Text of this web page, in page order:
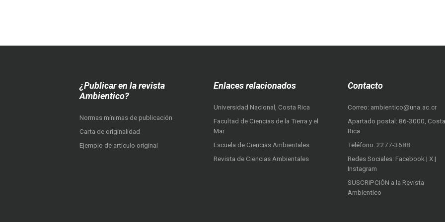
¿Publicar en la revista
Ambientico?
Normas mínimas de publicación
Carta de originalidad
Ejemplo de artículo original
Enlaces relacionados
Universidad Nacional, Costa Rica
Facultad de Ciencias de la Tierra y el
Mar
Escuela de Ciencias Ambientales
Revista de Ciencias Ambientales
Contacto
Correo: ambientico@una.ac.cr
Apartado postal: 86-3000, Costa
Rica
Teléfono: 2277-3688
Redes Sociales: Facebook | X |
Instagram
SUSCRIPCIÓN a la Revista
Ambientico